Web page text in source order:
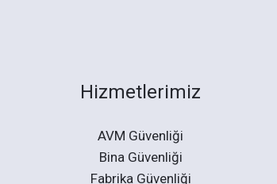
Hizmetlerimiz
AVM Güvenliği
Bina Güvenliği
Fabrika Güvenliği